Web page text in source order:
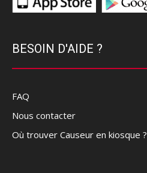
BESOIN D'AIDE ?
FAQ
Nous contacter
Où trouver Causeur en kiosque ?